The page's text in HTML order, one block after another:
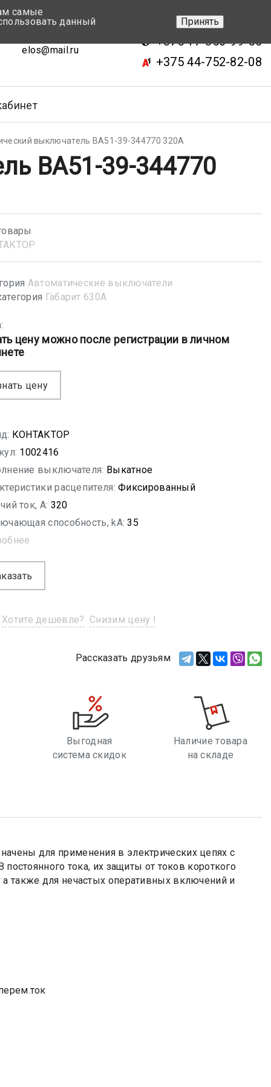
elos@mail.ru
+375 17-343-46-70
+375 17-350-99-56
+375 44-752-82-08
выключатель ВА51-39-344770 320А
ВА51-39-344770
Автоматические выключатели
Габарит 630А
цену можно после регистрации в личном
цену
КОНТАКТОР
1002416
выключателя: Выкатное
расцепителя: Фиксированный
ток, A: 320
способность, kA: 35
Хотите дешевле? Снизим цену !
Рассказать друзьям
Выгодная
система скидок
Наличие товара
на складе
для применения в электрических цепях с
тока, их защиты от токов короткого
также для нечастых оперативных включений и
самые
данный
Принять